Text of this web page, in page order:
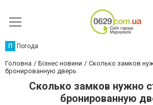
П Погода
Головна Бізнес новини
Сколько замков
бронированную дверь
Сколько замков нужно
бронированную